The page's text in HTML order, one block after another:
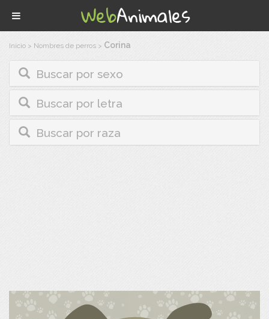
Inicio > Nombres de perros > Corina
Buscar por sexo
Buscar por letra
Buscar por raza